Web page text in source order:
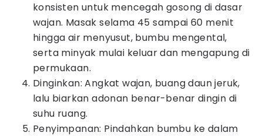
konsisten untuk mencegah gosong di dasar
wajan. Masak selama 45 sampai 60 menit
hingga air menyusut, bumbu mengental,
serta minyak mulai keluar dan mengapung di
permukaan.
Dinginkan: Angkat wajan, buang daun jeruk,
lalu biarkan adonan benar-benar dingin di
suhu ruang.
Penyimpanan: Pindahkan bumbu ke dalam